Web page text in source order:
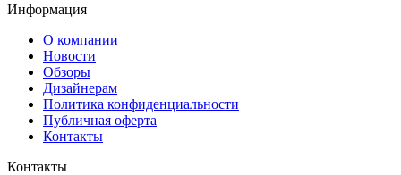
Информация
О компании
Новости
Обзоры
Дизайнерам
Политика конфиденциальности
Публичная оферта
Контакты
Контакты